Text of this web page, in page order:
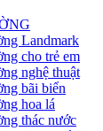
Landmark
cho trẻ em
nghệ thuật
bãi biển
hoa lá
thác nước